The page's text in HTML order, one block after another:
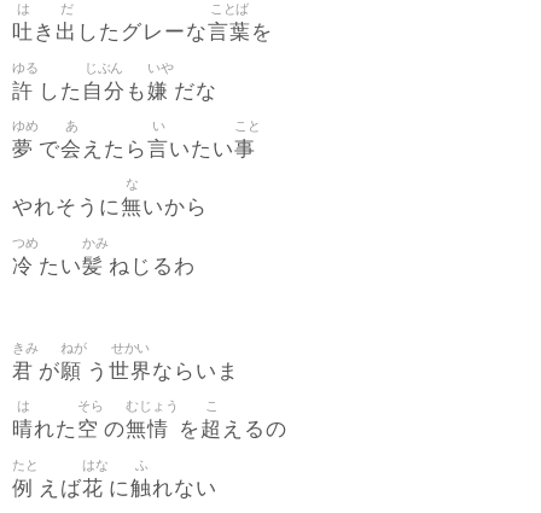
吐
は
き 出
だ
したグレーな言葉
ことば
を
許
ゆる
した 自分
じぶん
も嫌
いや
だな
夢
ゆめ
で会
あ
えたら言
い
いたい事
こと
やれそうに無
な
いから
冷
つめ
たい髪
かみ
ねじるわ
君
きみ
が願
ねが
う 世界
せかい
ならいま
晴
は
れた 空
そら
の無情
むじょう
を超
こ
えるの
例
たと
えば花
はな
に触
ふ
れない